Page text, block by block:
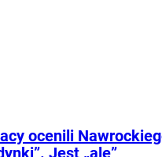
ocenili
Jest „ale”